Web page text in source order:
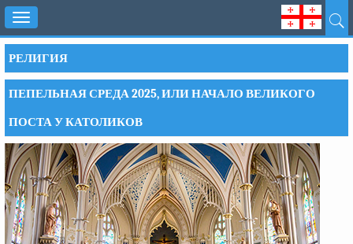
Toggle
navigation
РЕЛИГИЯ
ПЕПЕЛЬНАЯ СРЕДА 2025, ИЛИ НАЧАЛО ВЕЛИКОГО
ПОСТА У КАТОЛИКОВ